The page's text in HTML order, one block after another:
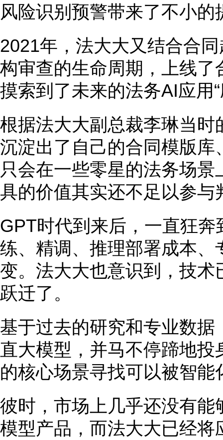
风险识别预警带来了不小的
2021年，法大大又结合合
构审查的生命周期，上线
摸索到了未来的法务AI应用
根据法大大副总裁李琳当
沉淀出了自己的合同模版
只会在一些零星的法务场
具的价值其实还不足以参与
GPT时代到来后，一直狂
练、精调、推理部署成本
变。法大大也意识到，技术
跃迁了。
基于过去的研究和专业数
直大模型，并马不停蹄地
的核心场景寻找可以被智能
彼时，市场上几乎还没有
模型产品，而法大大已经